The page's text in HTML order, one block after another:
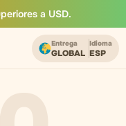
a USD.
Entrega
GLOBAL
Idioma
ESP